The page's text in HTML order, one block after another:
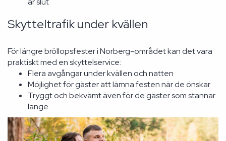
Skytteltrafik under kvällen
För längre bröllopsfester i Norberg-området kan det vara
praktiskt med en skyttelservice:
Flera avgångar under kvällen och natten
Möjlighet för gäster att lämna festen när de önskar
Tryggt och bekvämt även för de gäster som stannar
länge